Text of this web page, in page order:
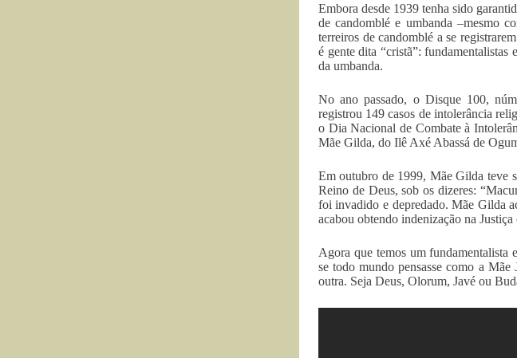
Embora desde 1939 tenha sido
de candomblé e umbanda –mesmo
terreiros de candomblé a se
é gente dita “cristã”:
da umbanda.
No ano passado, o Disque 100,
registrou 149 casos de intolerância
o Dia Nacional de Combate à
Mãe Gilda, do Ilê Axé Abassá de
Em outubro de 1999, Mãe Gilda teve
Reino de Deus, sob os dizeres:
foi invadido e depredado. Mãe Gilda
acabou obtendo indenização na
Agora que temos um fundamentalista
se todo mundo pensasse como a
outra. Seja Deus, Olorum, Javé ou